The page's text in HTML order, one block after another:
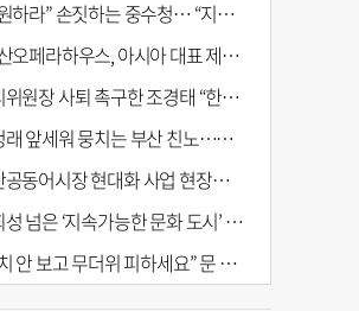
라” 손짓하는 중수청… “지켜보자” 머뭇대는 검찰
페라하우스, 아시아 대표 제작 극장 지향해야”
장 사퇴 촉구한 조경태 “한동훈 제명 철회해야”
세워 뭉치는 부산 친노…전대 결과가 부산 민주 세력 판도 바꾼다
동어시장 현대화 사업 현장서 오염토 발견
은 ‘지속가능한 문화 도시’ 원동력은 시민 지지 [부산은 열려 있다]
보고 무더위 피하세요” 문 활짝 연 은행·마트